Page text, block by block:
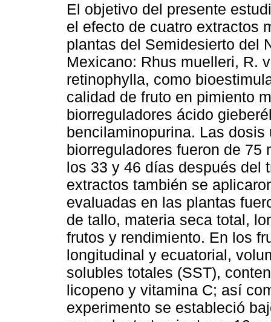
El objetivo del presente
el efecto de cuatro extractos
plantas del Semidesierto del
Mexicano: Rhus muelleri, R.
retinophylla, como
calidad de fruto en pimiento
biorreguladores ácido
bencilaminopurina. Las
biorreguladores fueron de 75
los 33 y 46 días después del
extractos también se
evaluadas en las plantas
de tallo, materia seca total,
frutos y rendimiento. En los
longitudinal y ecuatorial,
solubles totales (SST),
licopeno y vitamina C; así
experimento se estableció